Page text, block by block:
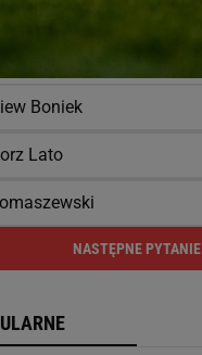
Boniek
Lato
NASTĘPNE PYTANIE